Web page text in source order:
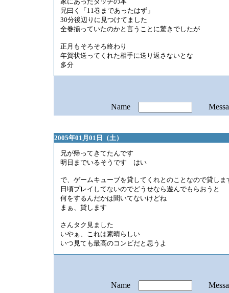
兄曰く「11巻まであったはず」
30分後辺りに見つけてました
全巻揃っていたのかと言うことに驚きでしたが
正月もそろそろ終わり
年賀状送ってくれた相手に送り返さないとな
多分
Name
2005年01月01日（土）
兄が帰ってきてたんです
明日までいるそうです はい
で、ゲームキューブを貸してくれとのことなので貸しま
日頃プレイしてないのでどうせなら遊んでもらおうと
何をするんだかは聞いてないけどね
まぁ、貸します
さんタク見ました
いやぁ、これは素晴らしい
いつ見ても最高のコンビだと思うよ
Name